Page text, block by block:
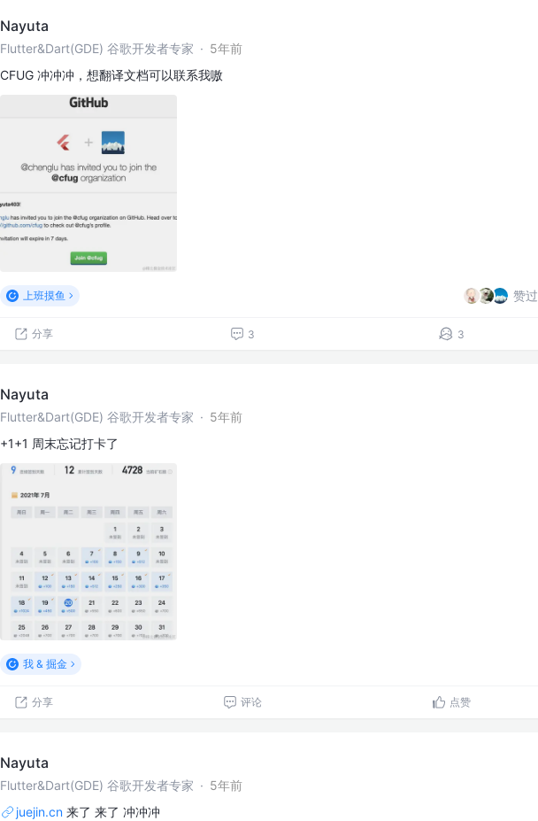
Nayuta
Flutter&Dart(GDE) 谷歌开发者专家 · 5年前
CFUG 冲冲冲，想翻译文档可以联系我嗷
上班摸鱼 赞过
分享 3 3
Nayuta
Flutter&Dart(GDE) 谷歌开发者专家 · 5年前
+1+1 周末忘记打卡了
我 & 掘金
分享 评论 点赞
Nayuta
Flutter&Dart(GDE) 谷歌开发者专家 · 5年前
juejin.cn 来了 来了 冲冲冲